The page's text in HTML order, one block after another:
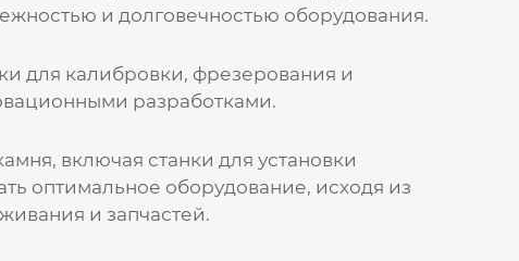
и долговечностью оборудования.
для калибровки, фрезерования и
разработками.
включая станки для установки
оптимальное оборудование, исходя из
и запчастей.